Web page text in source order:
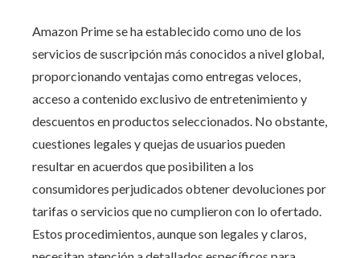
Amazon Prime se ha establecido como uno de los
servicios de suscripción más conocidos a nivel global,
proporcionando ventajas como entregas veloces,
acceso a contenido exclusivo de entretenimiento y
descuentos en productos seleccionados. No obstante,
cuestiones legales y quejas de usuarios pueden
resultar en acuerdos que posibiliten a los
consumidores perjudicados obtener devoluciones por
tarifas o servicios que no cumplieron con lo ofertado.
Estos procedimientos, aunque son legales y claros,